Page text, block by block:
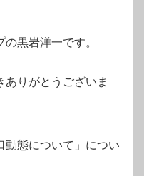
黒岩洋一です。
ありがとうございま
動態について」につい